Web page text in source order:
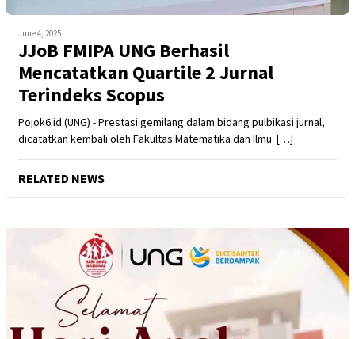
June 4, 2025
JJoB FMIPA UNG Berhasil
Mencatatkan Quartile 2 Jurnal
Terindeks Scopus
Pojok6.id (UNG) - Prestasi gemilang dalam bidang pulbikasi jurnal,
dicatatkan kembali oleh Fakultas Matematika dan Ilmu […]
RELATED NEWS